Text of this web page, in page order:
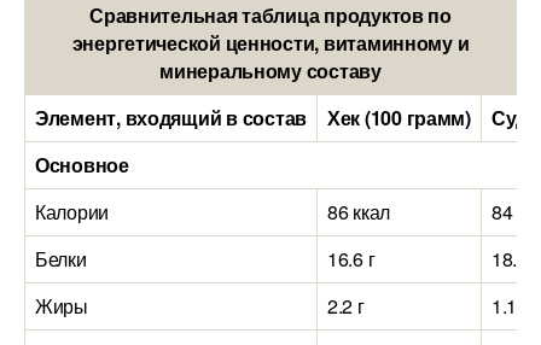
Сравнительная таблица продуктов по
энергетической ценности, витаминному и
минеральному составу
Элемент, входящий в состав
Хек (100 грамм)
Основное
Калории
86 ккал
84
Белки
16.6 г
18.4 г
Жиры
2.2 г
1.1 г